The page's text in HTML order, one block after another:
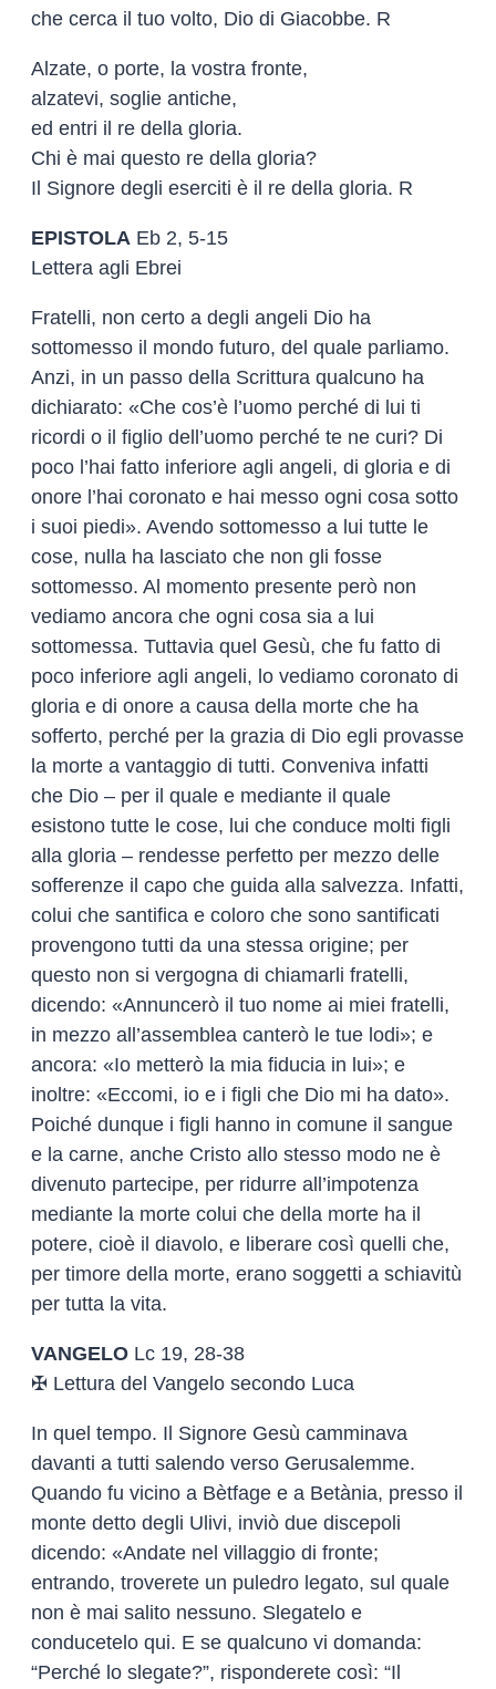
che cerca il tuo volto, Dio di Giacobbe. R
Alzate, o porte, la vostra fronte,
alzatevi, soglie antiche,
ed entri il re della gloria.
Chi è mai questo re della gloria?
Il Signore degli eserciti è il re della gloria. R
EPISTOLA Eb 2, 5-15
Lettera agli Ebrei
Fratelli, non certo a degli angeli Dio ha
sottomesso il mondo futuro, del quale parliamo.
Anzi, in un passo della Scrittura qualcuno ha
dichiarato: «Che cos’è l’uomo perché di lui ti
ricordi o il figlio dell’uomo perché te ne curi? Di
poco l’hai fatto inferiore agli angeli, di gloria e di
onore l’hai coronato e hai messo ogni cosa sotto
i suoi piedi». Avendo sottomesso a lui tutte le
cose, nulla ha lasciato che non gli fosse
sottomesso. Al momento presente però non
vediamo ancora che ogni cosa sia a lui
sottomessa. Tuttavia quel Gesù, che fu fatto di
poco inferiore agli angeli, lo vediamo coronato di
gloria e di onore a causa della morte che ha
sofferto, perché per la grazia di Dio egli provasse
la morte a vantaggio di tutti. Conveniva infatti
che Dio – per il quale e mediante il quale
esistono tutte le cose, lui che conduce molti figli
alla gloria – rendesse perfetto per mezzo delle
sofferenze il capo che guida alla salvezza. Infatti,
colui che santifica e coloro che sono santificati
provengono tutti da una stessa origine; per
questo non si vergogna di chiamarli fratelli,
dicendo: «Annuncerò il tuo nome ai miei fratelli,
in mezzo all’assemblea canterò le tue lodi»; e
ancora: «Io metterò la mia fiducia in lui»; e
inoltre: «Eccomi, io e i figli che Dio mi ha dato».
Poiché dunque i figli hanno in comune il sangue
e la carne, anche Cristo allo stesso modo ne è
divenuto partecipe, per ridurre all’impotenza
mediante la morte colui che della morte ha il
potere, cioè il diavolo, e liberare così quelli che,
per timore della morte, erano soggetti a schiavitù
per tutta la vita.
VANGELO Lc 19, 28-38
✠ Lettura del Vangelo secondo Luca
In quel tempo. Il Signore Gesù camminava
davanti a tutti salendo verso Gerusalemme.
Quando fu vicino a Bètfage e a Betània, presso il
monte detto degli Ulivi, inviò due discepoli
dicendo: «Andate nel villaggio di fronte;
entrando, troverete un puledro legato, sul quale
non è mai salito nessuno. Slegatelo e
conducetelo qui. E se qualcuno vi domanda:
“Perché lo slegate?”, risponderete così: “Il